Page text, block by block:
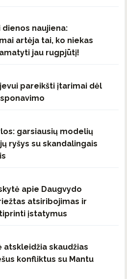
naujiena:
artėja tai, ko niekas
jau rugpjūtį!
pareikšti įtarimai dėl
garsiausių modelių
ryšys su skandalingais
apie Daugvydo
atsiribojimas ir
įstatymus
atskleidžia skaudžias
konfliktus su Mantu